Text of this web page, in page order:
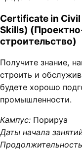
Certificate in
Skills)
строительство)
Получите знание,
строить и
будете хорошо
промышленности.
Кампус: Порируа
Даты начала